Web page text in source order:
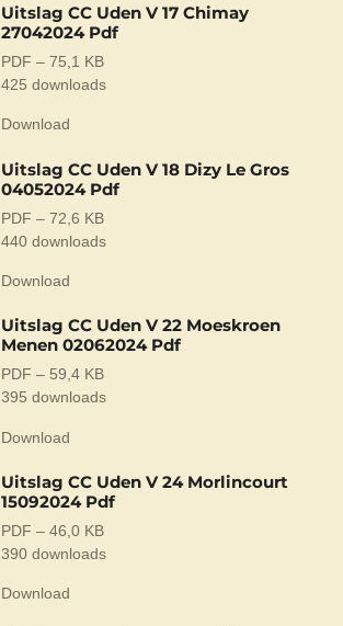
Uitslag CC Uden V 17 Chimay
27042024 Pdf
PDF – 75,1 KB
425 downloads
Download
Uitslag CC Uden V 18 Dizy Le Gros
04052024 Pdf
PDF – 72,6 KB
440 downloads
Download
Uitslag CC Uden V 22 Moeskroen
Menen 02062024 Pdf
PDF – 59,4 KB
395 downloads
Download
Uitslag CC Uden V 24 Morlincourt
15092024 Pdf
PDF – 46,0 KB
390 downloads
Download